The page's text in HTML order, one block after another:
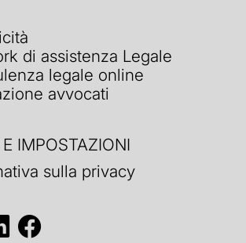
di assistenza Legale
legale online
avvocati
IMPOSTAZIONI
sulla privacy